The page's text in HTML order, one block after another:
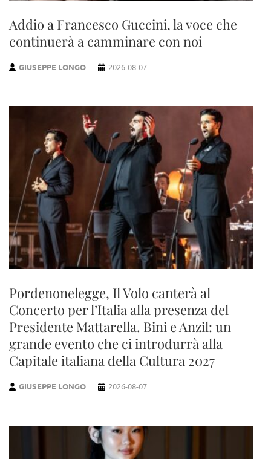
Addio a Francesco Guccini, la voce che
continuerà a camminare con noi
GIUSEPPE LONGO 2026-08-07
Pordenonelegge, Il Volo canterà al
Concerto per l’Italia alla presenza del
Presidente Mattarella. Bini e Anzil: un
grande evento che ci introdurrà alla
Capitale italiana della Cultura 2027
GIUSEPPE LONGO 2026-08-07